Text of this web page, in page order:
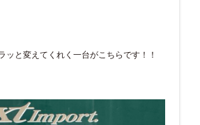
ッと変えてくれく一台がこちらです！！